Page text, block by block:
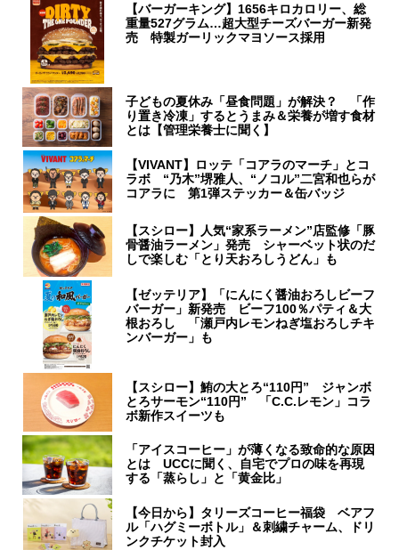
【バーガーキング】1656キロカロリー、総
重量527グラム…超大型チーズバーガー新発
売 特製ガーリックマヨソース採用
子どもの夏休み「昼食問題」が解決？ 「作
り置き冷凍」するとうまみ＆栄養が増す食材
とは【管理栄養士に聞く】
【VIVANT】ロッテ「コアラのマーチ」とコ
ラボ “乃木”堺雅人、“ノコル”二宮和也らが
コアラに 第1弾ステッカー＆缶バッジ
【スシロー】人気“家系ラーメン”店監修「豚
骨醤油ラーメン」発売 シャーベット状のだ
しで楽しむ「とり天おろしうどん」も
【ゼッテリア】「にんにく醤油おろしビーフ
バーガー」新発売 ビーフ100％パティ＆大
根おろし 「瀬戸内レモンねぎ塩おろしチキ
ンバーガー」も
【スシロー】鮪の大とろ“110円” ジャンボ
とろサーモン“110円” 「C.C.レモン」コラ
ボ新作スイーツも
「アイスコーヒー」が薄くなる致命的な原因
とは UCCに聞く、自宅でプロの味を再現
する「蒸らし」と「黄金比」
【今日から】タリーズコーヒー福袋 ベアフ
ル「ハグミーボトル」＆刺繍チャーム、ドリ
ンクチケット封入